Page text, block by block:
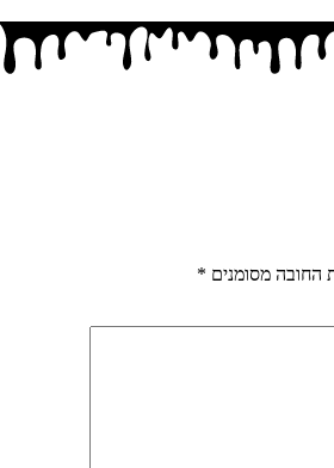
החובה מסומנים *